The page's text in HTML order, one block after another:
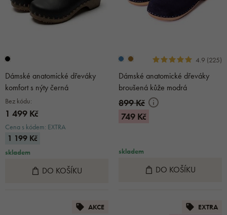
Dámské anatomické dřeváky
komfort s nýty černá
Bez kódu:
1 499 Kč
Cena s kódem: EXTRA
1 199 Kč
skladem
DO KOŠÍKU
4.9 (225)
Dámské anatomické dřeváky
broušená kůže modrá
899 Kč
749 Kč
skladem
DO KOŠÍKU
AKCE
EXTRA